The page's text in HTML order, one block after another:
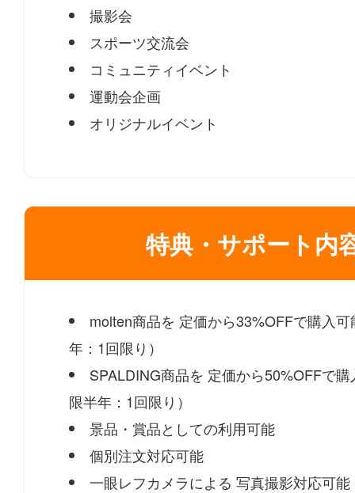
撮影会
スポーツ交流会
コミュニティイベント
運動会企画
オリジナルイベント
特典・サポート内
molten商品を 定価から33%OFFで購入可
年：1回限り）
SPALDING商品を 定価から50%OFFで購
限半年：1回限り）
景品・賞品としての利用可能
個別注文対応可能
一眼レフカメラによる 写真撮影対応可能